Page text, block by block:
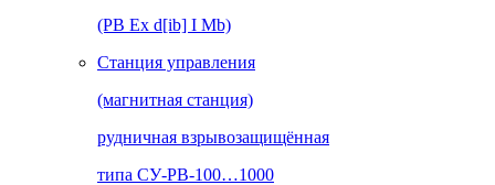
(РВ Ex d[ib] I Mb)
Станция управления
(магнитная станция)
рудничная взрывозащищённая
типа СУ-РВ-100…1000